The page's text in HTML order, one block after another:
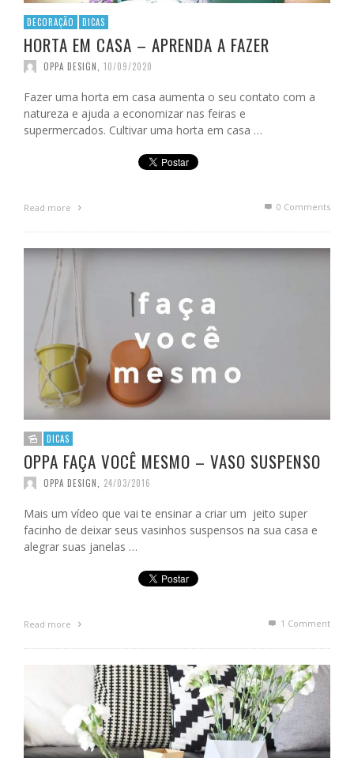
DECORAÇÃO DICAS
HORTA EM CASA – APRENDA A FAZER
OPPA DESIGN 10/09/2020
Fazer uma horta em casa aumenta o seu contato com a
natureza e ajuda a economizar nas feiras e
supermercados. Cultivar uma horta em casa …
Read more 0 Comments
DICAS
OPPA FAÇA VOCÊ MESMO – VASO SUSPENSO
OPPA DESIGN 24/03/2016
Mais um vídeo que vai te ensinar a criar um jeito super
facinho de deixar seus vasinhos suspensos na sua casa e
alegrar suas janelas …
Read more 1 Comment